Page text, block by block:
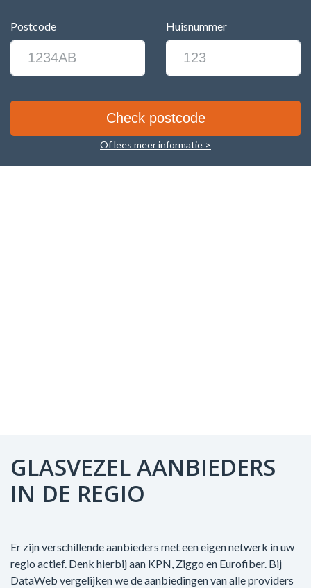
Postcode Huisnummer
Of lees meer informatie >
GLASVEZEL AANBIEDERS
IN DE REGIO
Er zijn verschillende aanbieders met een eigen netwerk in uw
regio actief. Denk hierbij aan KPN, Ziggo en Eurofiber. Bij
DataWeb vergelijken we de aanbiedingen van alle providers